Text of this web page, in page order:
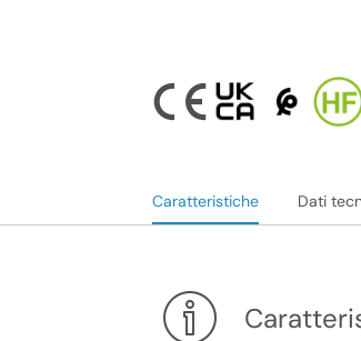
Caratteristiche Dati